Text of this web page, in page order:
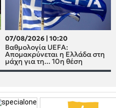
07/08/2026 | 10:20
Βαθμολογία UEFA:
Απομακρύνεται η Ελλάδα στη
μάχη για τη... 10η θέση